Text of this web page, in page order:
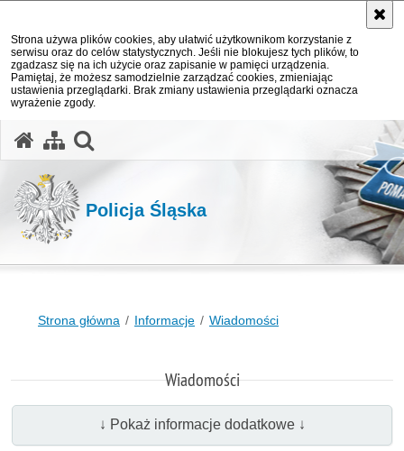
Strona używa plików cookies, aby ułatwić użytkownikom korzystanie z
serwisu oraz do celów statystycznych. Jeśli nie blokujesz tych plików, to
zgadzasz się na ich użycie oraz zapisanie w pamięci urządzenia.
Pamiętaj, że możesz samodzielnie zarządzać cookies, zmieniając
ustawienia przeglądarki. Brak zmiany ustawienia przeglądarki oznacza
wyrażenie zgody.
Policja Śląska
Strona główna Informacje Wiadomości
Wiadomości
↓ Pokaż informacje dodatkowe ↓